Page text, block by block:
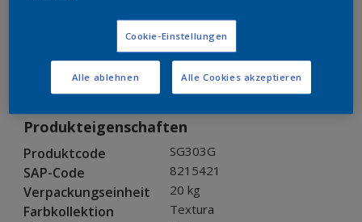
Muster bestellen
Bestellen Sie direkt im Webshop
Produkteigenschaften
Produktcode SG303G
SAP-Code 8215421
Verpackungseinheit 20 kg
Farbkollektion Textura
Cookie-Einstellungen
Alle ablehnen Alle Cookies akzeptieren